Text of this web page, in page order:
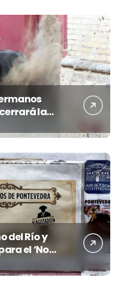
la
del Río y
el ‘No
esta